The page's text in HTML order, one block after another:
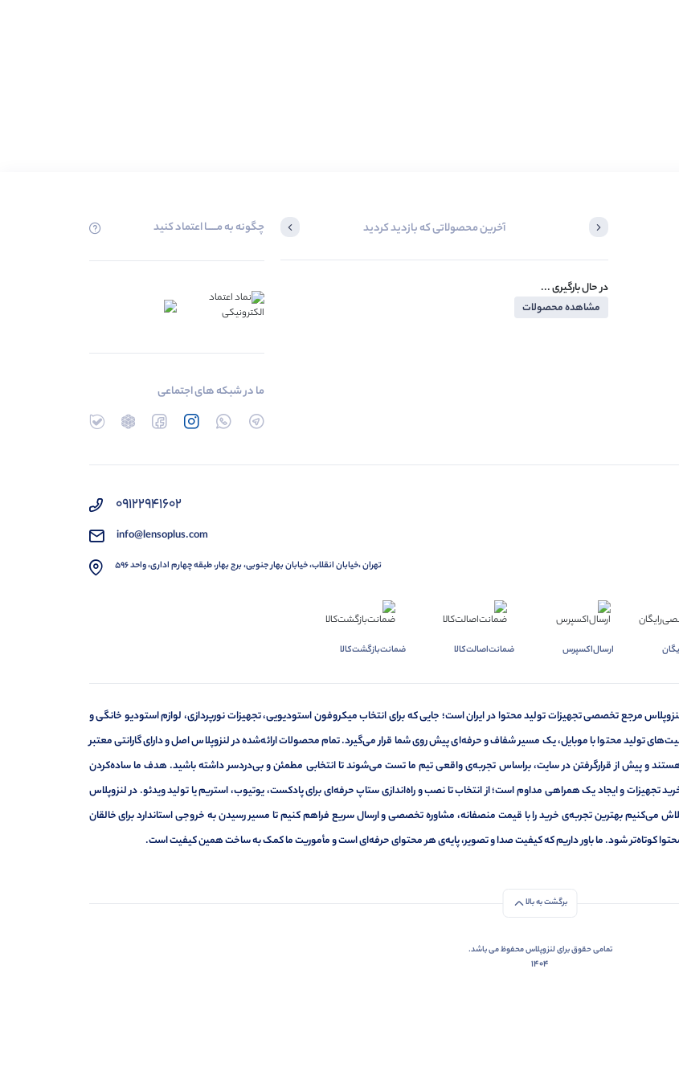
آخرین محصولاتی که بازدید کردید
در حال بارگیری ...
مشاهده محصولات
چگونه به مــــــا اعتماد کنید
ما در شبکه های اجتماعی
۰۹۱۲۲۹۴۱۶۰۲
info@lensoplus.com
تهران ،خیابان انقلاب، خیابان بهار جنوبی، برج بهار، طبقه چهارم اداری، واحد ۵۹۶
ارسال‌اکسپرس ضمانت‌اصالت‌کالا ضمانت‌بازگشت‌کالا
مرجع تخصصی تجهیزات تولید محتوا در ایران است؛ جایی که برای انتخاب میکروفون استودیویی، تجهیزات نورپردازی، لوازم استودیو خانگی و
تولید محتوا با موبایل، یک مسیر شفاف و حرفه‌ای پیش روی شما قرار می‌گیرد. تمام محصولات ارائه‌شده در لنزوپلاس اصل و دارای گارانتی معتبر
و پیش از قرارگرفتن در سایت، براساس تجربه‌ی واقعی تیم ما تست می‌شوند تا انتخابی مطمئن و بی‌دردسر داشته باشید. هدف ما ساده‌کردن
تجهیزات و ایجاد یک همراهی مداوم است؛ از انتخاب تا نصب و راه‌اندازی ستاپ حرفه‌ای برای پادکست، یوتیوب، استریم یا تولید ویدئو. در لنزوپلاس
می‌کنیم بهترین تجربه‌ی خرید را با قیمت منصفانه، مشاوره تخصصی و ارسال سریع فراهم کنیم تا مسیر رسیدن به خروجی استاندارد برای خالقان
کوتاه‌تر شود. ما باور داریم که کیفیت صدا و تصویر، پایه‌ی هر محتوای حرفه‌ای است و مأموریت ما کمک به ساخت همین کیفیت است.
برگشت به بالا
تمامی حقوق برای لنزوپلاس محفوظ می باشد.
1404